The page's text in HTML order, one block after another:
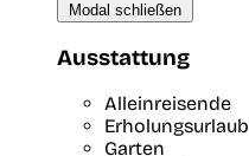
Modal schließen
Ausstattung
Alleinreisende
Erholungsurlaub
Garten